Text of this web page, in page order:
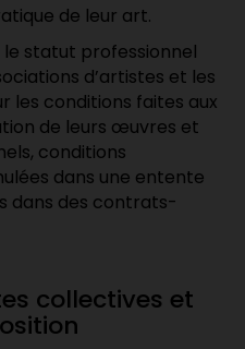
de leur art.
le statut professionnel
d’artistes et les
les conditions faites aux
de leurs œuvres et
conditions
dans une entente
dans des contrats-
collectives et